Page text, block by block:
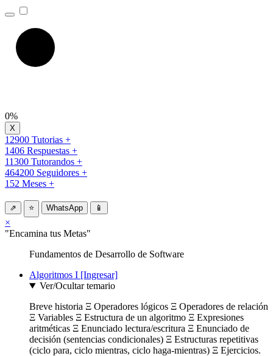
0%
12900 Tutorias +
1406 Respuestas +
11300 Tutorandos +
464200 Seguidores +
152 Meses +
⇗ ⭐ WhatsApp 📱
×
"Encamina tus Metas"
Fundamentos de Desarrollo de Software
Algoritmos I [Ingresar]
Ver/Ocultar temario
Breve historia Ξ Operadores lógicos Ξ Operadores de relación
Ξ Variables Ξ Estructura de un algoritmo Ξ Expresiones
aritméticas Ξ Enunciado lectura/escritura Ξ Enunciado de
decisión (sentencias condicionales) Ξ Estructuras repetitivas
(ciclo para, ciclo mientras, ciclo haga-mientras) Ξ Ejercicios.